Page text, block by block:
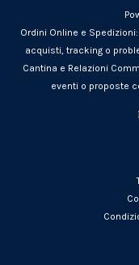
Ordini Online e
acquisti, tracking o
Cantina e Relazioni
eventi o proposte